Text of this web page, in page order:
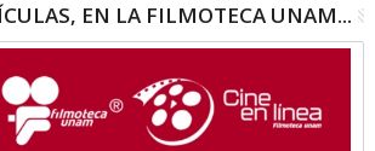
EN LA FILMOTECA UNAM...